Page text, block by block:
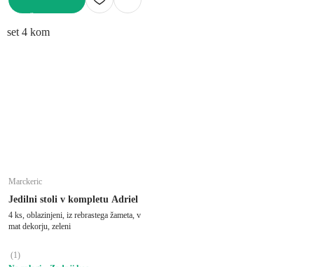
set 4 kom
Marckeric
Jedilni stoli v kompletu Adriel
4 ks, oblazinjeni, iz rebrastega žameta, v
mat dekorju, zeleni
(1)